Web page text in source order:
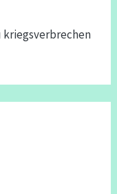
kriegsverbrechen